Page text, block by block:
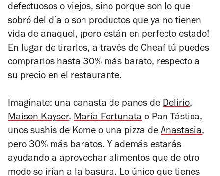
defectuosos o viejos, sino porque son lo que
sobró del día o son productos que ya no tienen
vida de anaquel, ¡pero están en perfecto estado!
En lugar de tirarlos, a través de Cheaf tú puedes
comprarlos hasta 30% más barato, respecto a
su precio en el restaurante.
Imagínate: una canasta de panes de Delirio,
Maison Kayser, María Fortunata o Pan Tástica,
unos sushis de Kome o una pizza de Anastasia,
pero 30% más baratos. Y además estarás
ayudando a aprovechar alimentos que de otro
modo se irían a la basura. Lo único que tienes